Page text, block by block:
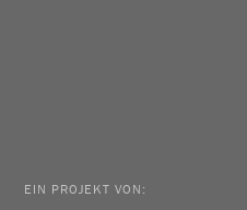
EIN PROJEKT VON: